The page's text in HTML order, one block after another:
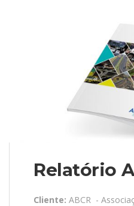
Relatório
Cliente: ABCR -